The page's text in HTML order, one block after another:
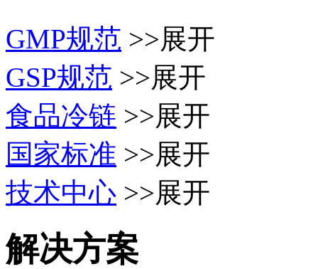
GMP规范 >>展开
GSP规范 >>展开
食品冷链 >>展开
国家标准 >>展开
技术中心 >>展开
解决方案